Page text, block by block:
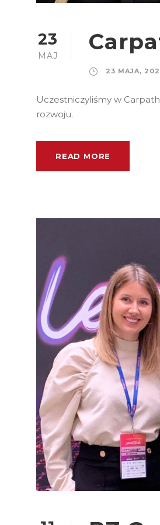
23
MAJ
23 MAJA,
Uczestniczyliśmy w
rozwoju.
READ MORE